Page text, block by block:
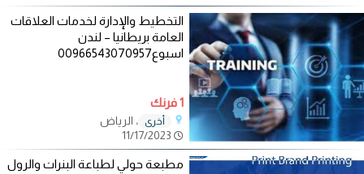
التخطيط والإدارة لخدمات العلاقات
العامة بريطانيا – لندن
اسبوع00966543070957
1 فرنك
أخرى
، الرياض
مطبعة حولي لطباعة البنرات والرول